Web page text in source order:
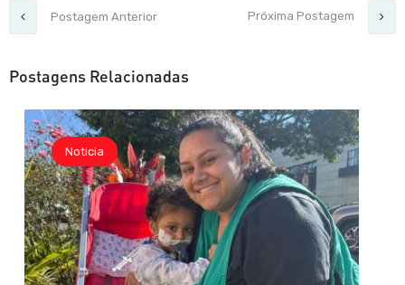
Postagem Anterior Próxima Postagem
Postagens Relacionadas
Noticia